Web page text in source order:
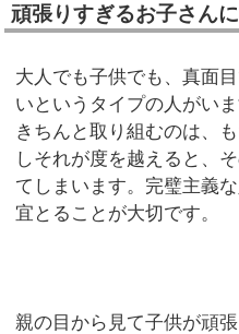
頑張りすぎるお子さん
大人でも子供でも、真面
いというタイプの人がい
きちんと取り組むのは、
しそれが度を越えると、
てしまいます。完璧主義
宜とることが大切です。
親の目から見て子供が頑